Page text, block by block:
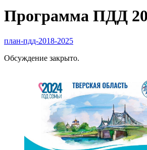
Программа ПДД
план-пдд-2018-2025
Обсуждение закрыто.